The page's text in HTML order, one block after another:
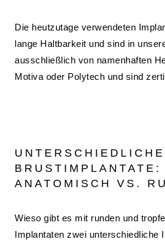
Die heutzutage verwendeten
lange Haltbarkeit und sind in
ausschließlich von namenhaften
Motiva oder Polytech und sind
UNTERSCHIEDLICHE
BRUSTIMPLANTATE:
ANATOMISCH VS.
Wieso gibt es mit runden und
Implantaten zwei unterschiedliche